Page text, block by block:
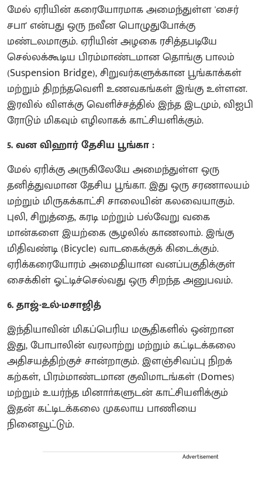
மேல் ஏரியின் கரையோரமாக அமைந்துள்ள 'சைர்
சபா' என்பது ஒரு நவீன பொழுதுபோக்கு
மண்டலமாகும். ஏரியின் அழகை ரசித்தபடியே
செல்லக்கூடிய பிரம்மாண்டமான தொங்கு பாலம்
(Suspension Bridge), சிறுவர்களுக்கான பூங்காக்கள்
மற்றும் திறந்தவெளி உணவகங்கள் இங்கு உள்ளன.
இரவில் விளக்கு வெளிச்சத்தில் இந்த இடமும், விஐபி
ரோடும் மிகவும் எழிலாகக் காட்சியளிக்கும்.
5. வன விஹார் தேசிய பூங்கா :
மேல் ஏரிக்கு அருகிலேயே அமைந்துள்ள ஒரு
தனித்துவமான தேசிய பூங்கா. இது ஒரு சரணாலயம்
மற்றும் மிருகக்காட்சி சாலையின் கலவையாகும்.
புலி, சிறுத்தை, கரடி மற்றும் பல்வேறு வகை
மான்களை இயற்கை சூழலில் காணலாம். இங்கு
மிதிவண்டி (Bicycle) வாடகைக்குக் கிடைக்கும்.
ஏரிக்கரையோரம் அமைதியான வனப்பகுதிக்குள்
சைக்கிள் ஓட்டிச்செல்வது ஒரு சிறந்த அனுபவம்.
6. தாஜ்-உல்-மசாஜித்
இந்தியாவின் மிகப்பெரிய மசூதிகளில் ஒன்றான
இது, போபாலின் வரலாற்று மற்றும் கட்டிடக்கலை
அதிசயத்திற்குச் சான்றாகும். இளஞ்சிவப்பு நிறக்
கற்கள், பிரம்மாண்டமான குவிமாடங்கள் (Domes)
மற்றும் உயர்ந்த மினாா்களுடன் காட்சியளிக்கும்
இதன் கட்டிடக்கலை முகலாய பாணியை
நினைவூட்டும்.
Advertisement